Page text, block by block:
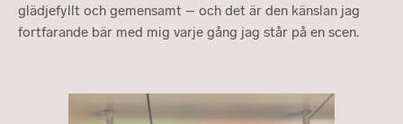
glädjefyllt och gemensamt – och det är den känslan jag
fortfarande bär med mig varje gång jag står på en scen.